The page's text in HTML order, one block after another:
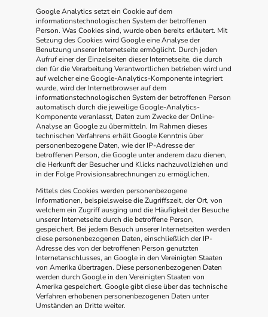
Google Analytics setzt ein Cookie auf dem
informationstechnologischen System der betroffenen
Person. Was Cookies sind, wurde oben bereits erläutert. Mit
Setzung des Cookies wird Google eine Analyse der
Benutzung unserer Internetseite ermöglicht. Durch jeden
Aufruf einer der Einzelseiten dieser Internetseite, die durch
den für die Verarbeitung Verantwortlichen betrieben wird und
auf welcher eine Google-Analytics-Komponente integriert
wurde, wird der Internetbrowser auf dem
informationstechnologischen System der betroffenen Person
automatisch durch die jeweilige Google-Analytics-
Komponente veranlasst, Daten zum Zwecke der Online-
Analyse an Google zu übermitteln. Im Rahmen dieses
technischen Verfahrens erhält Google Kenntnis über
personenbezogene Daten, wie der IP-Adresse der
betroffenen Person, die Google unter anderem dazu dienen,
die Herkunft der Besucher und Klicks nachzuvollziehen und
in der Folge Provisionsabrechnungen zu ermöglichen.
Mittels des Cookies werden personenbezogene
Informationen, beispielsweise die Zugriffszeit, der Ort, von
welchem ein Zugriff ausging und die Häufigkeit der Besuche
unserer Internetseite durch die betroffene Person,
gespeichert. Bei jedem Besuch unserer Internetseiten werden
diese personenbezogenen Daten, einschließlich der IP-
Adresse des von der betroffenen Person genutzten
Internetanschlusses, an Google in den Vereinigten Staaten
von Amerika übertragen. Diese personenbezogenen Daten
werden durch Google in den Vereinigten Staaten von
Amerika gespeichert. Google gibt diese über das technische
Verfahren erhobenen personenbezogenen Daten unter
Umständen an Dritte weiter.